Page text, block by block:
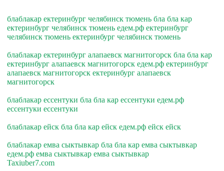
блаблакар ектеринбург челябинск тюмень бла бла кар
ектеринбург челябинск тюмень едем.рф ектеринбург
челябинск тюмень ектеринбург челябинск тюмень
блаблакар ектеринбург алапаевск магнитогорск бла бла кар
ектеринбург алапаевск магнитогорск едем.рф ектеринбург
алапаевск магнитогорск ектеринбург алапаевск
магнитогорск
блаблакар ессентуки бла бла кар ессентуки едем.рф
ессентуки ессентуки
блаблакар ейск бла бла кар ейск едем.рф ейск ейск
блаблакар емва сыктывкар бла бла кар емва сыктывкар
едем.рф емва сыктывкар емва сыктывкар
Taxiuber7.com